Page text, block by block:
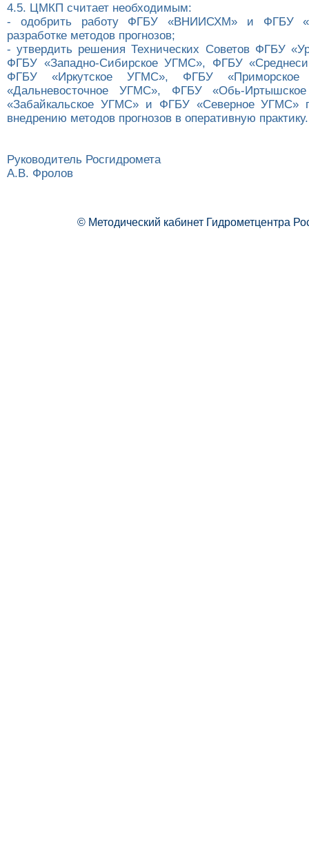
4.5. ЦМКП считает необходимым:
- одобрить работу ФГБУ «ВНИИСХМ» и ФГБУ
разработке методов прогнозов;
- утвердить решения Технических Советов ФГБУ
ФГБУ «Западно-Сибирское УГМС», ФГБУ
ФГБУ «Иркутское УГМС», ФГБУ
«Дальневосточное УГМС», ФГБУ «Обь-
«Забайкальское УГМС» и ФГБУ «Северное УГМС»
внедрению методов прогнозов в оперативную практику.
Руководитель Росгидромета
А.В. Фролов
© Методический кабинет Гидрометцентра